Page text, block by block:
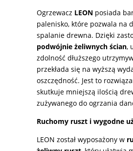
Ogrzewacz LEONposiada
palenisko, które pozwala na
spalanie drewna. Dzięki
podwójnie żeliwnych ścian,
zdolność dłuższego
przekłada się na wyższą
oszczędność. Jest to
skutkuje mniejszą ilością
zużywanego do ogrzania
Ruchomy ruszt i wygodne
LEON został wyposażony w